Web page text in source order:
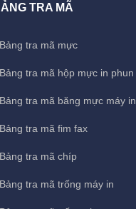
TRA MÃ
Bảng tra mã mực
Bảng tra mã hộp mực in phun
Bảng tra mã băng mực máy in
Bảng tra mã fim fax
Bảng tra mã chíp
Bảng tra mã trống máy in